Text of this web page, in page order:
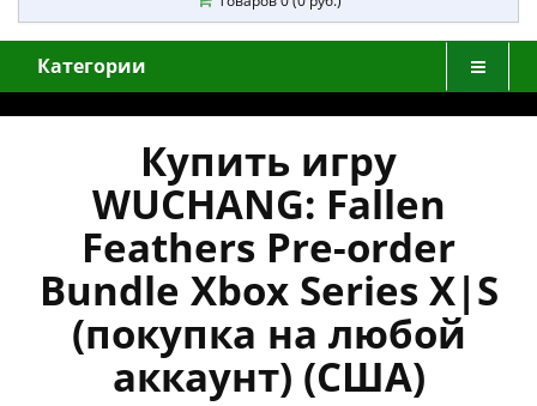
Категории
Купить игру
WUCHANG: Fallen
Feathers Pre-order
Bundle Xbox Series X|S
(покупка на любой
аккаунт) (США)